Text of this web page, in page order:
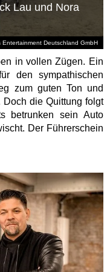
Deutschland GmbH
Lau und Nora
in vollen Zügen. Ein
den sympathischen
zum guten Ton und
die Quittung folgt
betrunken sein Auto
Der Führerschein